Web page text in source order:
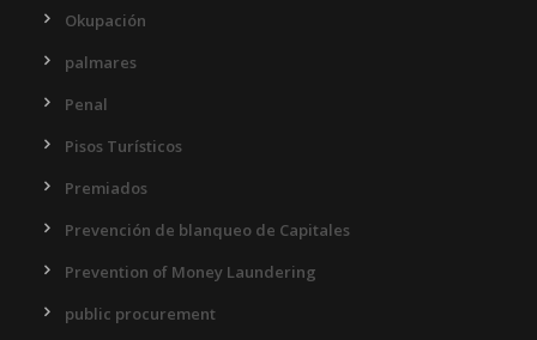
Okupación
palmares
Penal
Pisos Turísticos
Premiados
Prevención de blanqueo de Capitales
Prevention of Money Laundering
public procurement